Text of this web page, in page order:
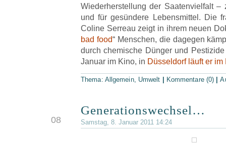
Wiederherstellung der Saatenvielfalt –
und für gesündere Lebensmittel. Die
Coline Serreau zeigt in ihrem neuen
bad food“ Menschen, die dagegen
durch chemische Dünger und
Januar im Kino, in Düsseldorf läuft er im
Thema: Allgemein, Umwelt Kommentare (0) |
08
Generationswechsel…
Samstag, 8. Januar 2011 14:24